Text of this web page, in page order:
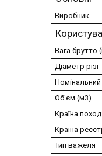
Виробник
Вага брутто
Діаметр різі
Номінальний
Об'єм (м3)
Країна
Країна
Тип важеля